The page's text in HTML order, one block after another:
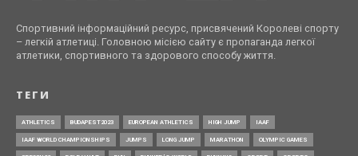
Спортивний інформаційний ресурс, присвячений Королеві спорту
– легкій атлетиці. Головною місією сайту є пропаганда легкої
атлетики, спортивного та здорового способу життя.
ТЕГИ
ATHLETICS BUDAPEST2023 EUROPEAN ATHLETICS HIGH JUMP IAAF
IAAF WORLD CHAMPIONSHIPS JUMPS LONG JUMP MARATHON OLYMPIC GAMES